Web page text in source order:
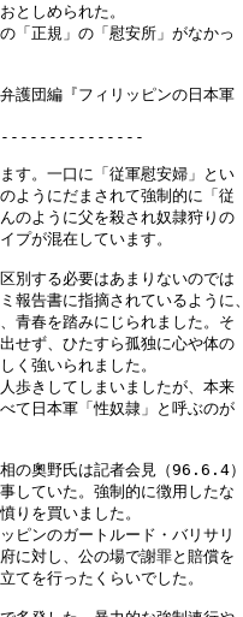
としめられた。
正規」の「慰安所」がなかっ
護団編『フィリッピンの日本軍
。一口に「従軍慰安婦」とい
ようにだまされて強制的に「従
のように父を殺され奴隷狩りの
プが混在しています。
する必要はあまりないのでは
報告書に指摘されているように、
青春を踏みにじられました。そ
せず、ひたすら孤独に心や体の
く強いられました。
きしてしまいましたが、本来
て日本軍「性奴隷」と呼ぶのが
の奧野氏は記者会見（96.6.4）
していた。強制的に徴用したな
りを買いました。
ンのガートルード・バリサリ
に対し、公の場で謝罪と賠償を
てを行ったくらいでした。